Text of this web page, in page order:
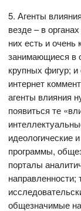
5. Агенты
везде – в
них есть и
занимающиеся в
крупных фигур;
интернет
агенты влияния
появиться те
идеологические
программы,
порталы
направленности;
общезначимые